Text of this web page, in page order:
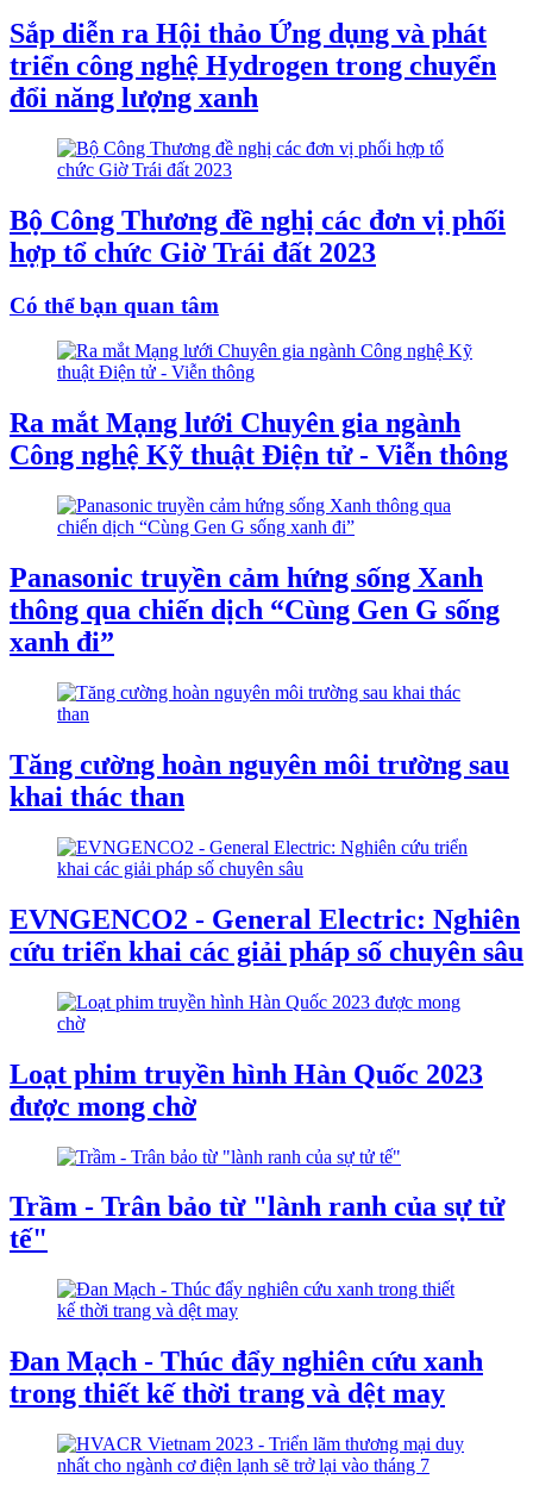
Sắp diễn ra Hội thảo Ứng dụng và phát
triển công nghệ Hydrogen trong chuyển
đổi năng lượng xanh
Bộ Công Thương đề nghị các đơn vị phối
hợp tổ chức Giờ Trái đất 2023
Có thể bạn quan tâm
Ra mắt Mạng lưới Chuyên gia ngành
Công nghệ Kỹ thuật Điện tử - Viễn thông
Panasonic truyền cảm hứng sống Xanh
thông qua chiến dịch “Cùng Gen G sống
xanh đi”
Tăng cường hoàn nguyên môi trường sau
khai thác than
EVNGENCO2 - General Electric: Nghiên
cứu triển khai các giải pháp số chuyên sâu
Loạt phim truyền hình Hàn Quốc 2023
được mong chờ
Trầm - Trân bảo từ "lành ranh của sự tử
tế"
Đan Mạch - Thúc đẩy nghiên cứu xanh
trong thiết kế thời trang và dệt may